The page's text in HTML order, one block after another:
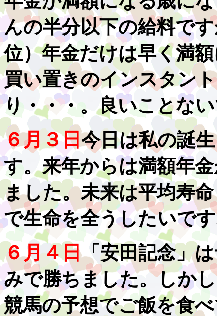
んの半分以下の給料で
位）年金だけは早く満
買い置きのインスタン
り・・・。良いことな
６月３日 今日は私の誕
す。来年からは満額年
ました。未来は平均寿
で生命を全うしたいで
６月４日「安田記念」
みで勝ちました。しか
競馬の予想でご飯を食